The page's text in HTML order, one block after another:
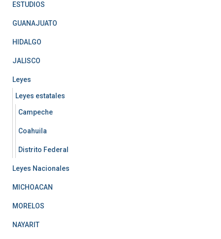
ESTUDIOS
GUANAJUATO
HIDALGO
JALISCO
Leyes
Leyes estatales
Campeche
Coahuila
Distrito Federal
Leyes Nacionales
MICHOACAN
MORELOS
NAYARIT